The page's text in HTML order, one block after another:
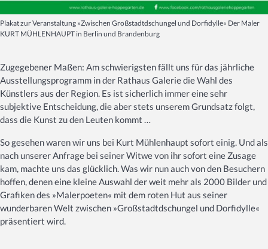
Plakat zur Veranstaltung »Zwischen Großstadtdschungel und Dorfidylle« Der Maler
KURT MÜHLENHAUPT in Berlin und Brandenburg
Zugegebener Maßen: Am schwierigsten fällt uns für das jährliche
Ausstellungsprogramm in der Rathaus Galerie die Wahl des
Künstlers aus der Region. Es ist sicherlich immer eine sehr
subjektive Entscheidung, die aber stets unserem Grundsatz folgt,
dass die Kunst zu den Leuten kommt …
So gesehen waren wir uns bei Kurt Mühlenhaupt sofort einig. Und als
nach unserer Anfrage bei seiner Witwe von ihr sofort eine Zusage
kam, machte uns das glücklich. Was wir nun auch von den Besuchern
hoffen, denen eine kleine Auswahl der weit mehr als 2000 Bilder und
Grafiken des »Malerpoeten« mit dem roten Hut aus seiner
wunderbaren Welt zwischen »Großstadtdschungel und Dorfidylle«
präsentiert wird.